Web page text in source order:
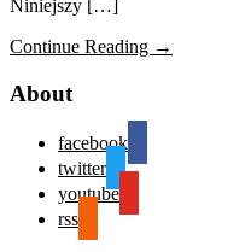
Niniejszy […]
Continue Reading →
About
facebook
twitter
youtube
rss